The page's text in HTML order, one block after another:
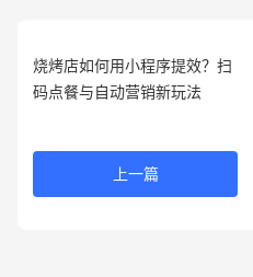
烧烤店如何用小程序提效？扫
码点餐与自动营销新玩法
上一篇